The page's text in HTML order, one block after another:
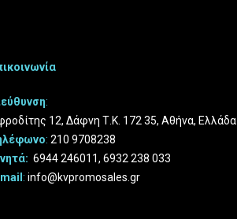
:
12, Δάφνη Τ.Κ. 172 35, Αθήνα, Ελλάδα
: 210 9708238
6944 246011, 6932 238 033
: info@kvpromosales.gr